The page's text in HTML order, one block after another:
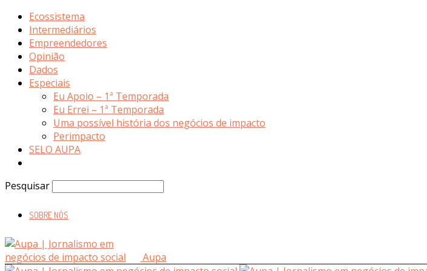
Ecossistema
Intermediários
Empreendedores
Opinião
Dados
Especiais
Eu Apoio – 1ª Temporada
Eu Errei – 1ª Temporada
Uma possível história dos negócios de impacto
Perimpacto
SELO AUPA
Pesquisar
SOBRE NÓS
Aupa